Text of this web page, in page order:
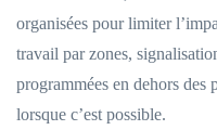
organisées pour limiter
travail par zones,
programmées en dehors des
lorsque c’est possible.